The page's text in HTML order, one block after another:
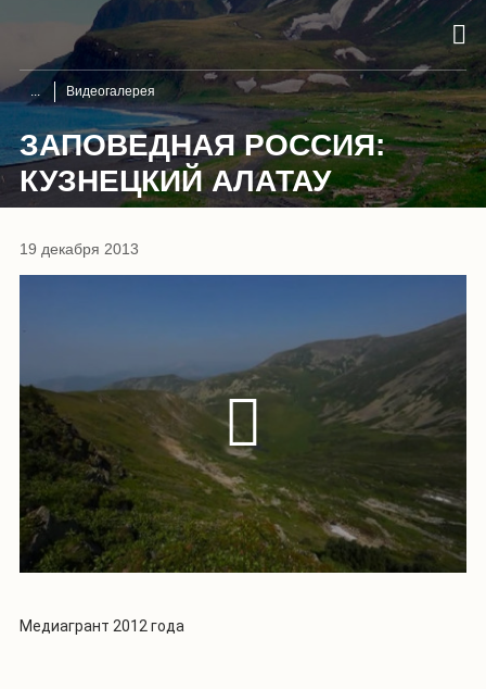
Видеогалерея
ЗАПОВЕДНАЯ РОССИЯ:
КУЗНЕЦКИЙ АЛАТАУ
19 декабря 2013
Медиагрант 2012 года